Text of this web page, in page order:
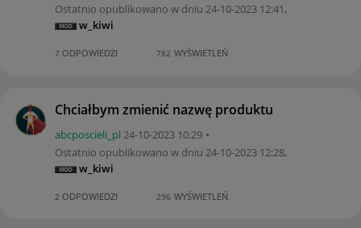
Ostatnio opublikowano w dniu ‎24-10-2023 12:41,
w_kiwi
7 ODPOWIEDZI 782 WYŚWIETLEŃ
Chciałbym zmienić nazwę produktu
abcposcieli_pl ‎24-10-2023 10:29
Ostatnio opublikowano w dniu ‎24-10-2023 12:28,
w_kiwi
2 ODPOWIEDZI 296 WYŚWIETLEŃ